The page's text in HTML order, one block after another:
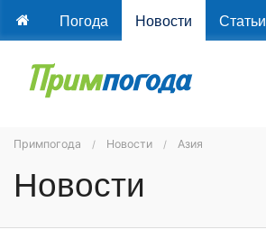
Погода Новости Статьи
Примпогода Новости Азия
Новости